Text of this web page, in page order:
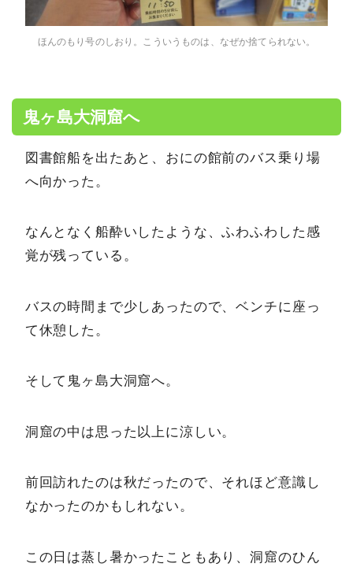
ほんのもり号のしおり。こういうものは、なぜか捨てられない。
鬼ヶ島大洞窟へ
図書館船を出たあと、おにの館前のバス乗り場
へ向かった。
なんとなく船酔いしたような、ふわふわした感
覚が残っている。
バスの時間まで少しあったので、ベンチに座っ
て休憩した。
そして鬼ヶ島大洞窟へ。
洞窟の中は思った以上に涼しい。
前回訪れたのは秋だったので、それほど意識し
なかったのかもしれない。
この日は蒸し暑かったこともあり、洞窟のひん